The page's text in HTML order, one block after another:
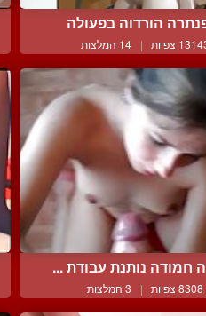
הורדוה בפעולה
צפיות | 14 המלצות
חמודה נותנת עבודת ...
8308 צפיות | 3 המלצות